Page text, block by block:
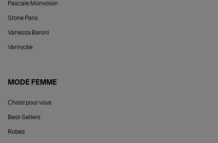
Pascale Monvoisin
Stone Paris
Vanessa Baroni
Vanrycke
MODE FEMME
Choisi pour vous
Best-Sellers
Robes